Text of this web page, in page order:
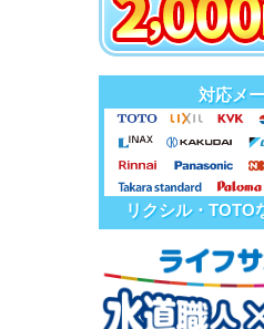
対応メ
リクシル・TOTO